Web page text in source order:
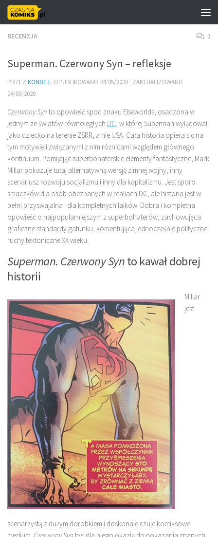
Skip to content
RECENZJA 1
Superman. Czerwony Syn – refleksje
PRZEZ KONDEJ · OPUBLIKOWANO 24/05/2020 · ZAKTUALIZOWANO
24/05/2020
Czerwony Syn to opowieść spod znaku Elseworlds, osadzona w
jednym ze światów równoległych DC, w której Superman wylądował
jako dziecko na terenie ZSRR, a nie USA. Cała historia opiera się na
tym motywie i związanymi z nim różnicami względem głównego
kontinuum. Pomijając superbohaterskie elementy fantastyczne, Mark
Millar pokazuje tutaj alternatywną wersję zimnej wojny, inny
scenariusz rozwoju socjalizmu i inny dla kapitalizmu. Jest sporo
smaczków dla osób obeznanych w realiach DC, ale historia jest w
pełni przyswajalna i dla kompletnych laików. Dobra i kompletna
opowieść o najpopularniejszym z superbohaterów, zachowująca
graficzne standardy gatunku, komentująca jednocześnie polityczne
ruchy tektoniczne XX wieku.
Superman. Czerwony Synto kawał dobrej
historii
Millar
jest
scenarzystą z dużym dorobkiem i doskonale czuje komiksowe